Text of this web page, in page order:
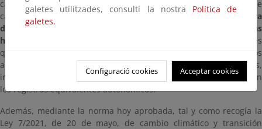
carbono, compensación y proyectos de absorción de dióxido de
carbono, se ha considerado oportuno ampliar su alcance para
dar cabida a nuevas tipologías de proyectos de absorción y a las
huellas de carbono de evento
, introducir aclaraciones adicionales
que permitan mejorar su funcionamiento, establecer requisitos
adicionales de participación que completen los ya existentes,
introducir mejoras en la tramitación y reforzar la coordinación con
los registros equivalentes autonómicos.
Además, mediante la norma hoy aprobada, tal y como recogía la
Ley 7/2021, de 20 de mayo, de cambio climático y transición
galetes utilitzades, consulti la nostra Política de
galetes.
Configuració cookies Acceptar cookies